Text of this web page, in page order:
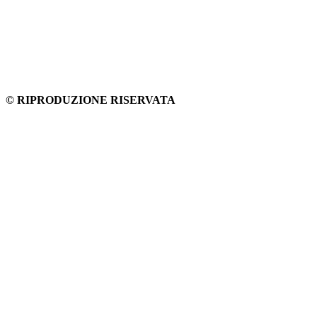
© RIPRODUZIONE RISERVATA